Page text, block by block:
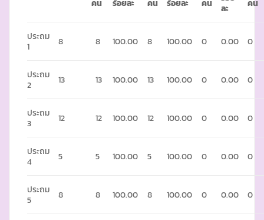
คน ร้อยละ คน ร้อยละ คน
ละ
คน
ประถม
1
8 8 100.00 8 100.00 0 0.00 0
ประถม
2
13 13 100.00 13 100.00 0 0.00 0
ประถม
3
12 12 100.00 12 100.00 0 0.00 0
ประถม
4
5 5 100.00 5 100.00 0 0.00 0
ประถม
5
8 8 100.00 8 100.00 0 0.00 0